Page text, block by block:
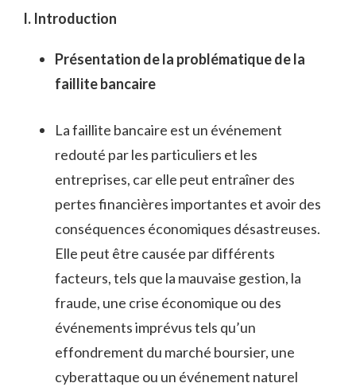
I. Introduction
Présentation de la problématique de la
faillite bancaire
La faillite bancaire est un événement
redouté par les particuliers et les
entreprises, car elle peut entraîner des
pertes financières importantes et avoir des
conséquences économiques désastreuses.
Elle peut être causée par différents
facteurs, tels que la mauvaise gestion, la
fraude, une crise économique ou des
événements imprévus tels qu’un
effondrement du marché boursier, une
cyberattaque ou un événement naturel